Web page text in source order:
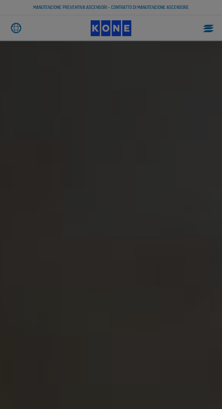
MANUTENZIONE PREVENTIVA ASCENSORI - CONTRATTO DI MANUTENZIONE ASCENSORE